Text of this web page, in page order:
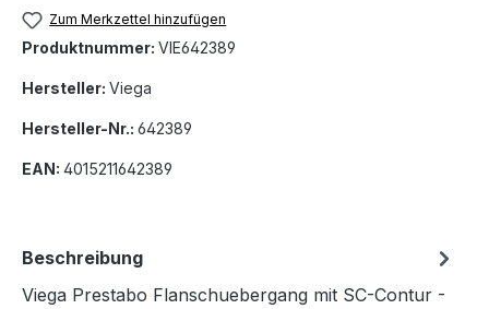
Zum Merkzettel hinzufügen
Produktnummer: VIE642389
Hersteller: Viega
Hersteller-Nr.: 642389
EAN: 4015211642389
Beschreibung
Viega Prestabo Flanschuebergang mit SC-Contur -